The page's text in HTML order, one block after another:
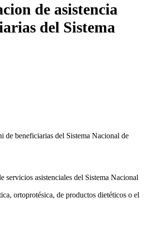
de asistencia
del Sistema
de beneficiarias del Sistema Nacional de
servicios asistenciales del Sistema Nacional
ortoprotésica, de productos dietéticos o el